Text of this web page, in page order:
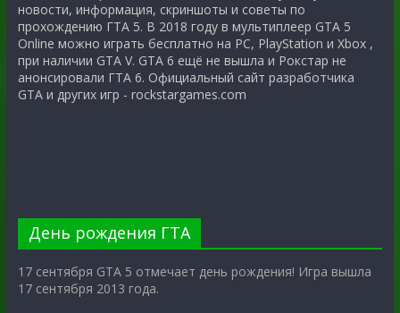
новости, информация, скриншоты и советы по
прохождению ГТА 5. В 2018 году в мультиплеер GTA 5
Online можно играть бесплатно на PC, PlayStation и Xbox ,
при наличии GTA V. GTA 6 ещё не вышла и Рокстар не
анонсировали ГТА 6. Официальный сайт разработчика
GTA и других игр - rockstargames.com
День рождения ГТА
17 сентября GTA 5 отмечает день рождения! Игра вышла
17 сентября 2013 года.